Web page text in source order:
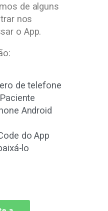
de alguns
nos
o App.
de telefone
Android
do App
lo